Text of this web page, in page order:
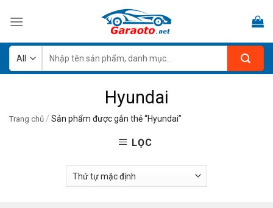
kiếm:
Hyundai
Trang chủ / Sản phẩm được gắn thẻ “Hyundai”
LỌC